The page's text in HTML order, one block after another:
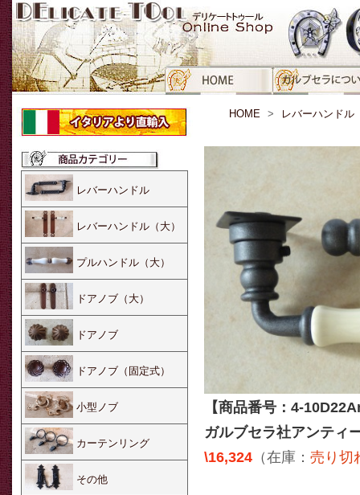
レバーハンドル
レバーハンドル（大）
プルハンドル（大）
ドアノブ（大）
ドアノブ
ドアノブ（固定式）
小型ノブ
カーテンリング
その他
HOME レバーハンドル
【商品番号：4-
ガルブセラ社アンティ
\16,324 （在庫： 売り切